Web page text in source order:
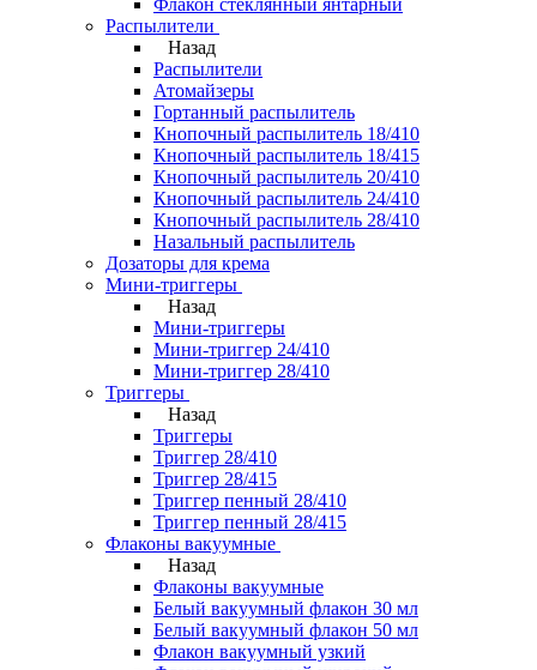
Флакон стеклянный янтарный
Распылители
Назад
Распылители
Атомайзеры
Гортанный распылитель
Кнопочный распылитель 18/410
Кнопочный распылитель 18/415
Кнопочный распылитель 20/410
Кнопочный распылитель 24/410
Кнопочный распылитель 28/410
Назальный распылитель
Дозаторы для крема
Мини-триггеры
Назад
Мини-триггеры
Мини-триггер 24/410
Мини-триггер 28/410
Триггеры
Назад
Триггеры
Триггер 28/410
Триггер 28/415
Триггер пенный 28/410
Триггер пенный 28/415
Флаконы вакуумные
Назад
Флаконы вакуумные
Белый вакуумный флакон 30 мл
Белый вакуумный флакон 50 мл
Флакон вакуумный узкий